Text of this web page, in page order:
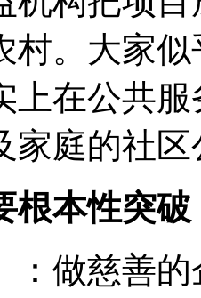
村。大家
上在公共
家庭的社
根本性突破
：做慈善